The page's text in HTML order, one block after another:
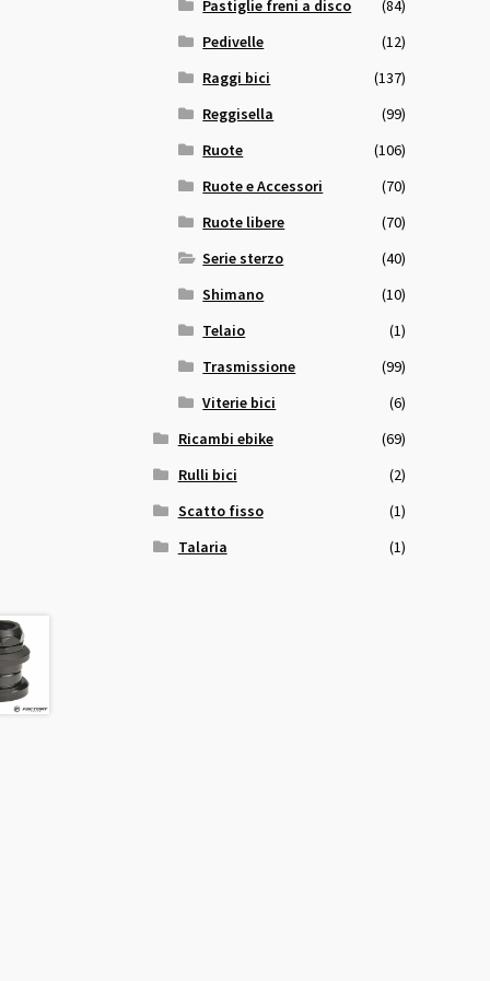
Pastiglie freni a disco
(84)
Pedivelle
(12)
Raggi bici
(137)
Reggisella
(99)
Ruote
(106)
Ruote e Accessori
(70)
Ruote libere
(70)
Serie sterzo
(40)
Shimano
(10)
Telaio
(1)
Trasmissione
(99)
Viterie bici
(6)
Ricambi ebike
(69)
Rulli bici
(2)
Scatto fisso
(1)
Talaria
(1)